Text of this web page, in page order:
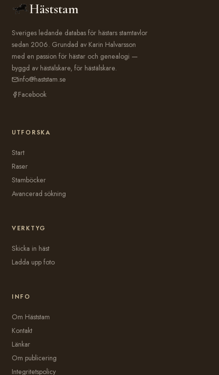
Häststam
Sveriges ledande databas för hästars stamtavlor
sedan 2006. Grundad av Karin Halvarsson
med en passion för hästar och genealogi —
byggd av hästälskare, för hästälskare.
info@haststam.se
Facebook
UTFORSKA
Start
Raser
Stamböcker
Avancerad sökning
VERKTYG
Skicka in häst
Ladda upp foto
INFO
Om Häststam
Kontakt
Länkar
Om publicering
Integritetspolicy